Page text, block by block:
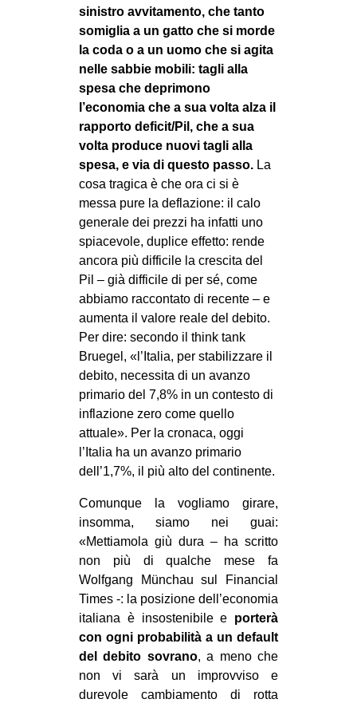
sinistro avvitamento, che tanto
somiglia a un gatto che si morde
la coda o a un uomo che si agita
nelle sabbie mobili: tagli alla
spesa che deprimono
l’economia che a sua volta alza il
rapporto deficit/Pil, che a sua
volta produce nuovi tagli alla
spesa, e via di questo passo. La
cosa tragica è che ora ci si è
messa pure la deflazione: il calo
generale dei prezzi ha infatti uno
spiacevole, duplice effetto: rende
ancora più difficile la crescita del
Pil – già difficile di per sé, come
abbiamo raccontato di recente – e
aumenta il valore reale del debito.
Per dire: secondo il think tank
Bruegel, «l’Italia, per stabilizzare il
debito, necessita di un avanzo
primario del 7,8% in un contesto di
inflazione zero come quello
attuale». Per la cronaca, oggi
l’Italia ha un avanzo primario
dell’1,7%, il più alto del continente.
Comunque la vogliamo girare,
insomma, siamo nei guai:
«Mettiamola giù dura – ha scritto
non più di qualche mese fa
Wolfgang Münchau sul Financial
Times -: la posizione dell’economia
italiana è insostenibile e porterà
con ogni probabilità a un default
del debito sovrano, a meno che
non vi sarà un improvviso e
durevole cambiamento di rotta